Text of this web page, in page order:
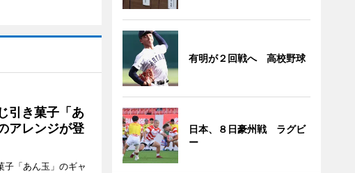
引き菓子「あ
アレンジが登
子「あん玉」のギャ
有明が２回戦へ 高校野球
日本、８日豪州戦 ラグビ
ー